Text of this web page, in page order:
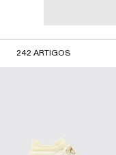
242 ARTIGOS